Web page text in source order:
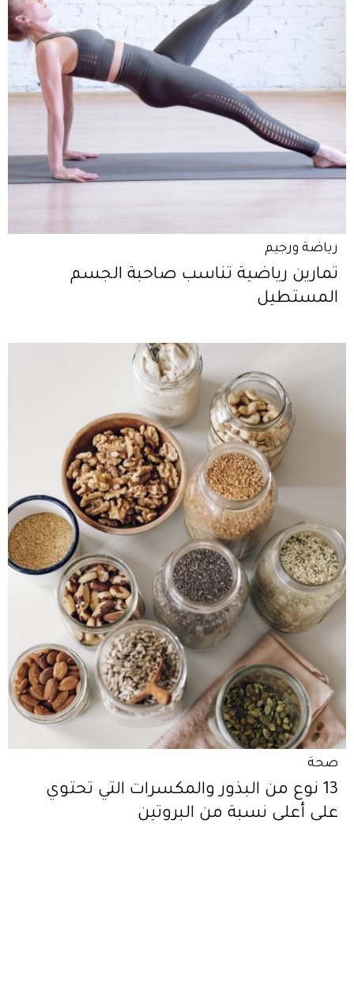
رياضة ورجيم
تمارين رياضية تناسب صاحبة الجسم
المستطيل
صحة
13 نوع من البذور والمكسرات التي تحتوي
على أعلى نسبة من البروتين